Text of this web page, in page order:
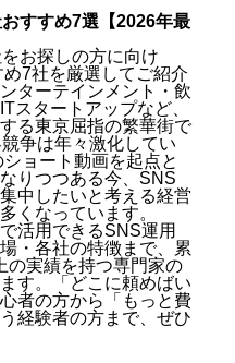
すすめ7選【2026年最
お探しの方に向け
7社を厳選してご紹介
ターテインメント・飲
スタートアップなど、
る東京屈指の繁華街で
争は年々激化してい
ョート動画を起点と
りつつある今、SNS
中したいと考える経営
くなっています。
活用できるSNS運用
・各社の特徴まで、累
の実績を持つ専門家の
す。「どこに頼めばい
者の方から「もっと費
経験者の方まで、ぜひ